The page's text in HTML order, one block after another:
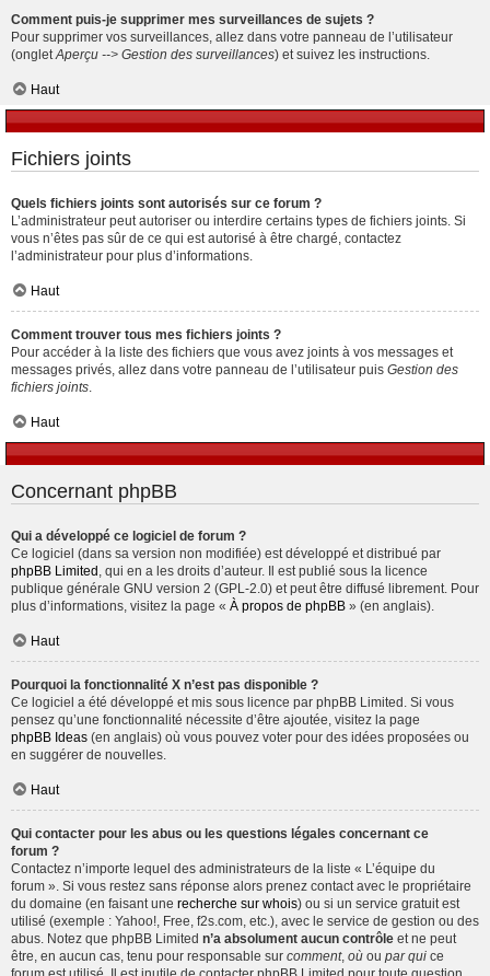
Comment puis-je supprimer mes surveillances de sujets ?
Pour supprimer vos surveillances, allez dans votre panneau de l’utilisateur
(onglet Aperçu --> Gestion des surveillances) et suivez les instructions.
Haut
Fichiers joints
Quels fichiers joints sont autorisés sur ce forum ?
L’administrateur peut autoriser ou interdire certains types de fichiers joints. Si
vous n’êtes pas sûr de ce qui est autorisé à être chargé, contactez
l’administrateur pour plus d’informations.
Haut
Comment trouver tous mes fichiers joints ?
Pour accéder à la liste des fichiers que vous avez joints à vos messages et
messages privés, allez dans votre panneau de l’utilisateur puis Gestion des
fichiers joints
Haut
Concernant phpBB
Qui a développé ce logiciel de forum ?
Ce logiciel (dans sa version non modifiée) est développé et distribué par
phpBB Limited , qui en a les droits d’auteur. Il est publié sous la licence
publique générale GNU version 2 (GPL-2.0) et peut être diffusé librement. Pour
plus d’informations, visitez la page « À propos de phpBB » (en anglais).
Haut
Pourquoi la fonctionnalité X n’est pas disponible ?
Ce logiciel a été développé et mis sous licence par phpBB Limited. Si vous
pensez qu’une fonctionnalité nécessite d’être ajoutée, visitez la page
phpBB Ideas (en anglais) où vous pouvez voter pour des idées proposées ou
en suggérer de nouvelles.
Haut
Qui contacter pour les abus ou les questions légales concernant ce
forum ?
Contactez n’importe lequel des administrateurs de la liste « L’équipe du
forum ». Si vous restez sans réponse alors prenez contact avec le propriétaire
du domaine (en faisant une recherche sur whois) ou si un service gratuit est
utilisé (exemple : Yahoo!, Free, f2s.com, etc.), avec le service de gestion ou des
abus. Notez que phpBB Limited n’a absolument aucun contrôle et ne peut
être, en aucun cas, tenu pour responsable sur comment, où ou par qui ce